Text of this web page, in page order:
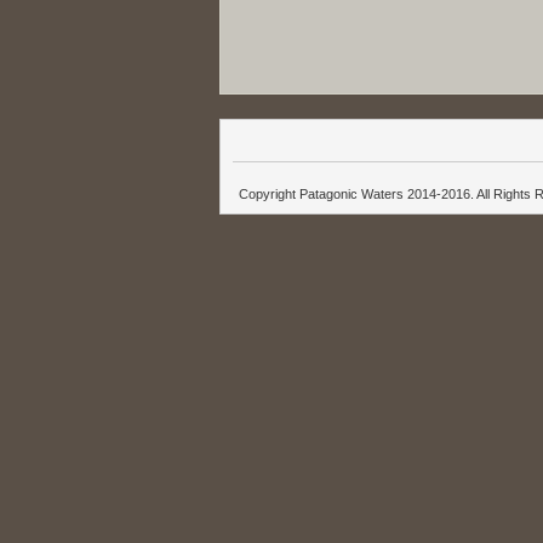
Copyright Patagonic Waters 2014-2016. All Rights